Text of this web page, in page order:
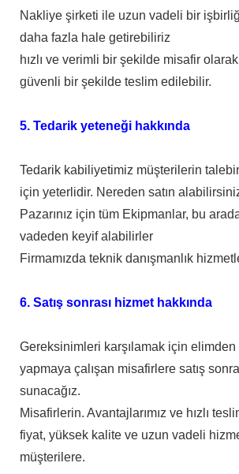
Nakliye şirketi ile uzun vadeli bir
daha fazla hale getirebiliriz
hızlı ve verimli bir şekilde misafir
güvenli bir şekilde teslim edilebilir.
5. Tedarik yeteneği hakkında
Tedarik kabiliyetimiz müşterilerin
için yeterlidir. Nereden satın
Pazarınız için tüm Ekipmanlar, bu
vadeden keyif alabilirler
Firmamızda teknik danışmanlık
6. Satış sonrası hizmet hakkında
Gereksinimleri karşılamak için
yapmaya çalışan misafirlere satış
sunacağız.
Misafirlerin. Avantajlarımız ve hızlı
fiyat, yüksek kalite ve uzun vadeli
müşterilere.